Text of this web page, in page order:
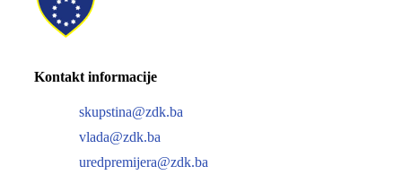
Kontakt informacije
skupstina@zdk.ba
vlada@zdk.ba
uredpremijera@zdk.ba